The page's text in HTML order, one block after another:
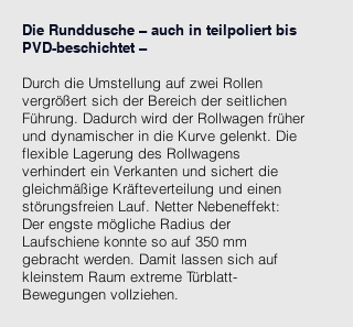
Die Runddusche – auch in teilpoliert bis
PVD-beschichtet –
Durch die Umstellung auf zwei Rollen
vergrößert sich der Bereich der seitlichen
Führung. Dadurch wird der Rollwagen früher
und dynamischer in die Kurve gelenkt. Die
flexible Lagerung des Rollwagens
verhindert ein Verkanten und sichert die
gleichmäßige Kräfteverteilung und einen
störungsfreien Lauf. Netter Nebeneffekt:
Der engste mögliche Radius der
Laufschiene konnte so auf 350 mm
gebracht werden. Damit lassen sich auf
kleinstem Raum extreme Türblatt-
Bewegungen vollziehen.